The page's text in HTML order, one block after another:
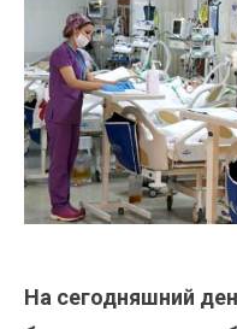
На сегодняшний